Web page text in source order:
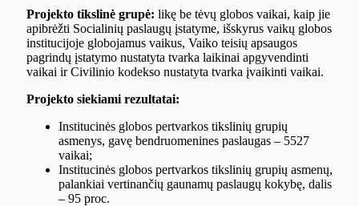
Projekto tikslinė grupė: likę be tėvų globos vaikai, kaip jie
apibrėžti Socialinių paslaugų įstatyme, išskyrus vaikų globos
institucijoje globojamus vaikus, Vaiko teisių apsaugos
pagrindų įstatymo nustatyta tvarka laikinai apgyvendinti
vaikai ir Civilinio kodekso nustatyta tvarka įvaikinti vaikai.
Projekto siekiami rezultatai:
Institucinės globos pertvarkos tikslinių grupių
asmenys, gavę bendruomenines paslaugas – 5527
vaikai;
Institucinės globos pertvarkos tikslinių grupių asmenų,
palankiai vertinančių gaunamų paslaugų kokybę, dalis
– 95 proc.